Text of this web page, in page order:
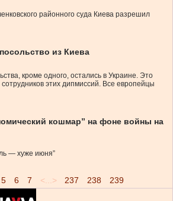
районного суда Киева разрешил
из Киева
кроме одного, остались в Украине. Это
этих дипмиссий. Все европейцы
кошмар” на фоне войны на
— хуже июня”
5 6 7 <...> 237 238 239